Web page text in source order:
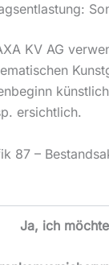
KV AG
ersichtlich.
87 –
Ja, ich